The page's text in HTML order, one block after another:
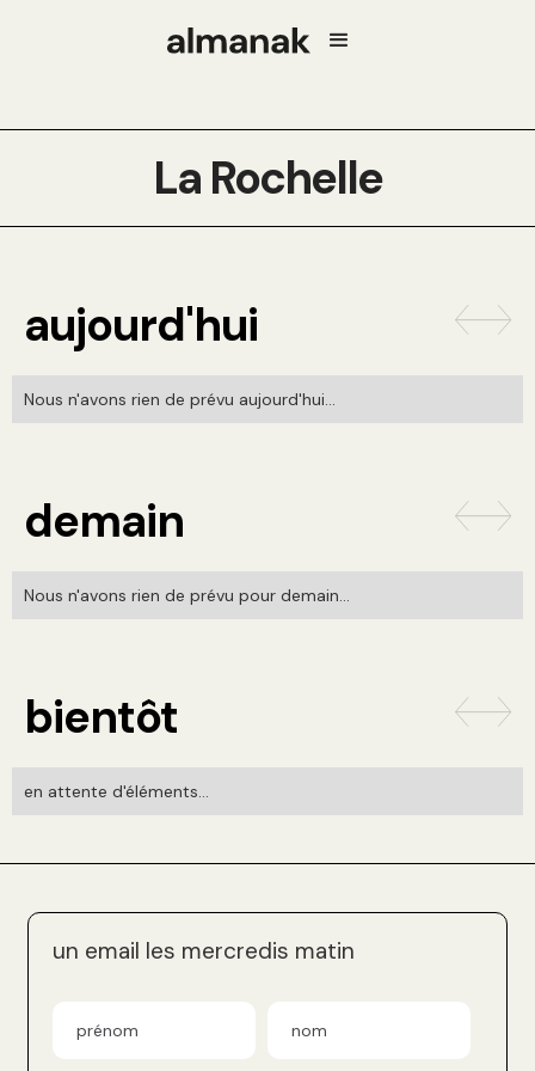
La Rochelle
aujourd'hui
Nous n'avons rien de prévu aujourd'hui...
demain
Nous n'avons rien de prévu pour demain...
bientôt
en attente d'éléments...
un email les mercredis matin